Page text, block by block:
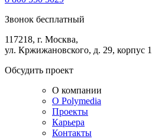
Звонок бесплатный
117218, г. Москва,
ул. Кржижановского, д. 29, корпус 1
Обсудить проект
О компании
О Polymedia
Проекты
Карьера
Контакты